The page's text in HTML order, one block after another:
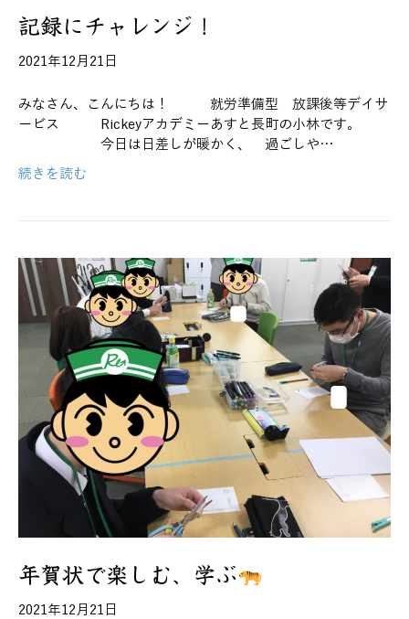
記録にチャレンジ！
2021年12月21日
みなさん、こんにちは！ 就労準備型 放課後等デイサ
ービス Rickeyアカデミーあすと長町の小林です。
今日は日差しが暖かく、 過ごしや…
続きを読む
年賀状で楽しむ、学ぶ
2021年12月21日